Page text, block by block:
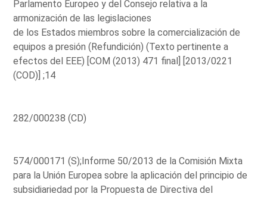
Parlamento Europeo y del Consejo relativa a la
armonización de las legislaciones
de los Estados miembros sobre la comercialización de
equipos a presión (Refundición) (Texto pertinente a
efectos del EEE) [COM (2013) 471 final] [2013/0221
(COD)] ;14
282/000238 (CD)
574/000171 (S);Informe 50/2013 de la Comisión Mixta
para la Unión Europea sobre la aplicación del principio de
subsidiariedad por la Propuesta de Directiva del